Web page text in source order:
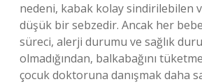
nedeni, kabak kolay sindirilebilen
düşük bir sebzedir. Ancak her
süreci, alerji durumu ve sağlık
olmadığından, balkabağını
çocuk doktoruna danışmak daha